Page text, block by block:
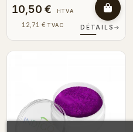
10,50 € HTVA
12,71 € TVAC DÉTAILS →